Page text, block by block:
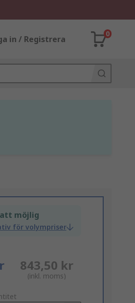
in / Registrera
0
möjlig
för volympriser
843,50 kr
(inkl. moms)